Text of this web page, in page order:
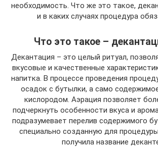
необходимость. Что же это такое,
и в каких случаях процедура
Что это такое –
Декантация – это целый ритуал,
вкусовые и качественные
напитка. В процессе проведения
осадок с бутылки, а само
кислородом. Аэрация позволяет
подчеркнуть особенности вкуса и
подразумевает перелив содержимого
специально созданную для
получила название